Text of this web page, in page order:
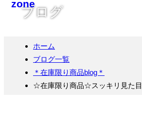
ブログ
ホーム
ブログ一覧
＊在庫限り商品blog＊
☆在庫限り商品☆スッキリ見た